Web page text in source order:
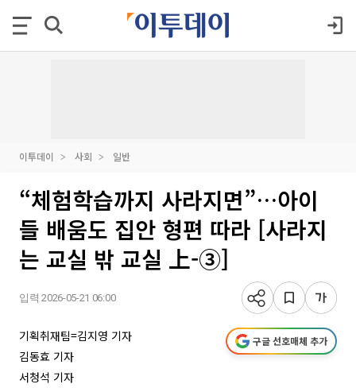
이투데이 사회 일반
“체험학습까지 사라지면”…아이
들 배움도 집안 형편 따라 [사라지
는 교실 밖 교실 上-③]
입력 2026-05-21 06:00
기획취재팀=김지영 기자
김동효 기자
서청석 기자
구글 선호매체 추가